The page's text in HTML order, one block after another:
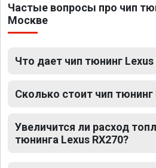
Частые вопросы про чип
Москве
Что дает чип тюнинг Lexus
Сколько стоит чип тюнинг
Увеличится ли расход
тюнинга Lexus RX270?